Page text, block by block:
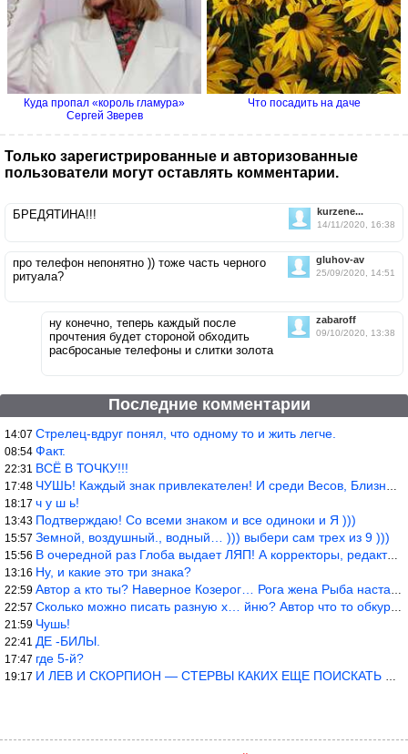
Куда пропал «король гламура»
Сергей Зверев
Что посадить на даче
Только зарегистрированные и авторизованные
пользователи могут оставлять комментарии.
kurzene...
14/11/2020, 16:38
БРЕДЯТИНА!!!
gluhov-av
25/09/2020, 14:51
про телефон непонятно )) тоже часть черного
ритуала?
zabaroff
09/10/2020, 13:38
ну конечно, теперь каждый после
прочтения будет стороной обходить
расбросаные телефоны и слитки золота
Последние комментарии
14:07 Стрелец-вдруг понял, что одному то и жить легче.
08:54 Факт.
22:31 ВСЁ В ТОЧКУ!!!
17:48 ЧУШЬ! Каждый знак привлекателен! И среди Весов, Близнецов встреч
18:17 ч у ш ь!
13:43 Подтверждаю! Со всеми знаком и все одиноки и Я )))
15:57 Земной, воздушный., водный… ))) выбери сам трех из 9 )))
15:56 В очередной раз Глоба выдает ЛЯП! А корректоры, редакторы пропус
13:16 Ну, и какие это три знака?
22:59 Автор а кто ты? Наверное Козерог… Рога жена Рыба наставила ))
22:57 Сколько можно писать разную х… йню? Автор что то обкурился?
21:59 Чушь!
22:41 ДЕ -БИЛЫ.
17:47 где 5-й?
19:17 И ЛЕВ И СКОРПИОН — СТЕРВЫ КАКИХ ЕЩЕ ПОИСКАТЬ НАДО